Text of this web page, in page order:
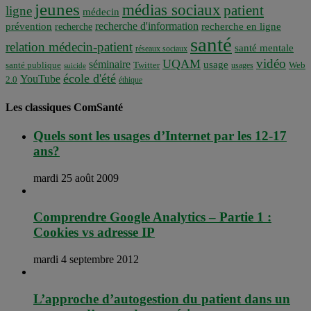
ligne jeunes médecin médias sociaux patient
prévention recherche recherche d'information recherche en ligne
relation médecin-patient réseaux sociaux santé santé mentale
santé publique suicide séminaire Twitter UQAM usage usages vidéo Web
2.0 YouTube école d'été éthique
Les classiques ComSanté
Quels sont les usages d’Internet par les 12-17
ans?
mardi 25 août 2009
Comprendre Google Analytics – Partie 1 :
Cookies vs adresse IP
mardi 4 septembre 2012
L’approche d’autogestion du patient dans un